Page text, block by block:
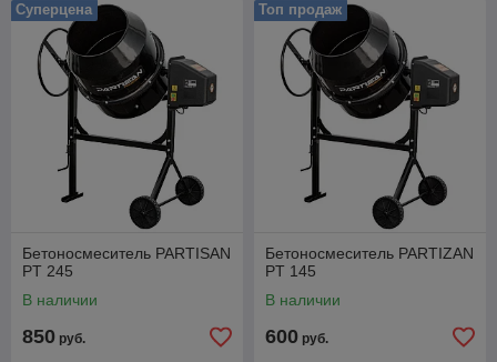
Суперцена
Бетоносмеситель PARTISAN
PT 245
В наличии
850 руб.
Топ продаж
Бетоносмеситель PARTIZAN
PT 145
В наличии
600 руб.